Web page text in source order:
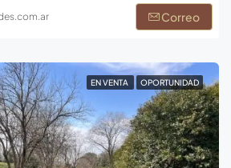
Correo
EN VENTA OPORTUNIDAD